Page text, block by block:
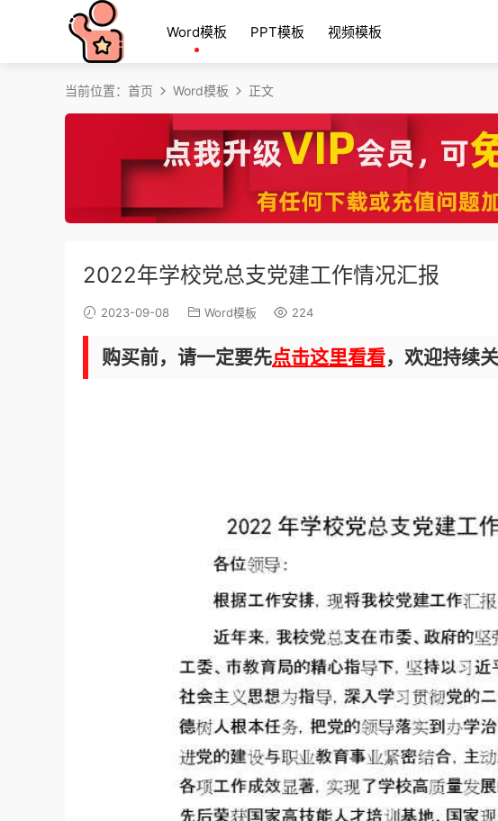
Word模板 PPT模板 视频模板
当前位置： 首页 Word模板 正文
2022年学校党总支党建工作情况汇报
2023-09-08 Word模板 224
购买前，请一定要先点击这里看看，欢迎持续